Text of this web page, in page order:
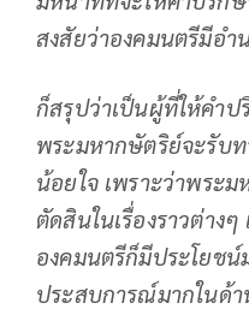
สงสัยว่าองคมนตรีมีอำ
ก็สรุปว่าเป็นผู้ที่ให้คำ
พระมหากษัตริย์จะรับ
น้อยใจ เพราะว่าพระ
ตัดสินในเรื่องราวต่าง
องคมนตรีก็มีประโยชน์
ประสบการณ์มากในด้